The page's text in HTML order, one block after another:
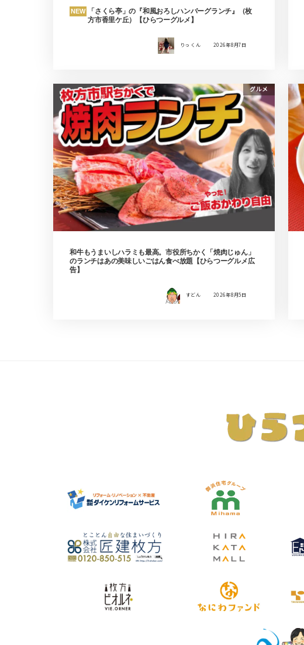
NEW
「さくら亭」の『和風おろしハンバーグランチ』（枚
方市香里ケ丘）【ひらつーグルメ】
りっ くん 2026年8月7日
グルメ
和牛もうまいしハラミも最高。市役所ちかく「焼肉じゅん」
のランチはあの美味しいごはん食べ放題【ひらつーグルメ広
告】
すどん 2026年8月5日